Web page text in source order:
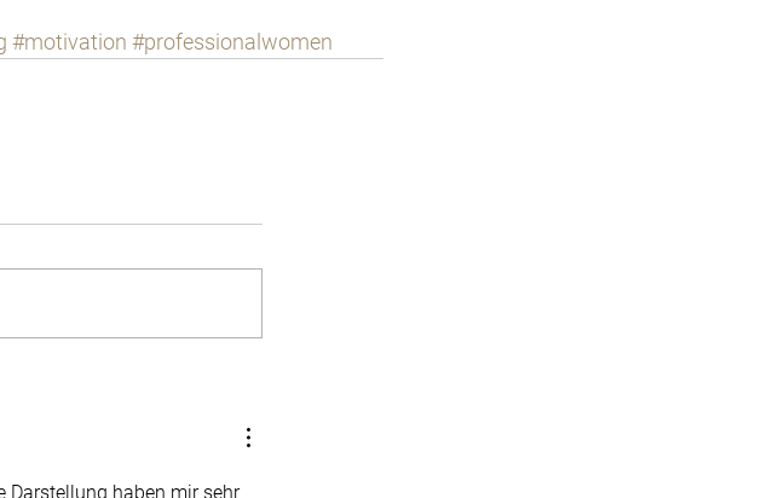
#motivation #professionalwomen
Darstellung haben mir sehr